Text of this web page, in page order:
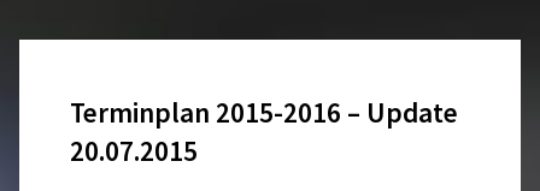
Terminplan 2015-2016 – Update
20.07.2015